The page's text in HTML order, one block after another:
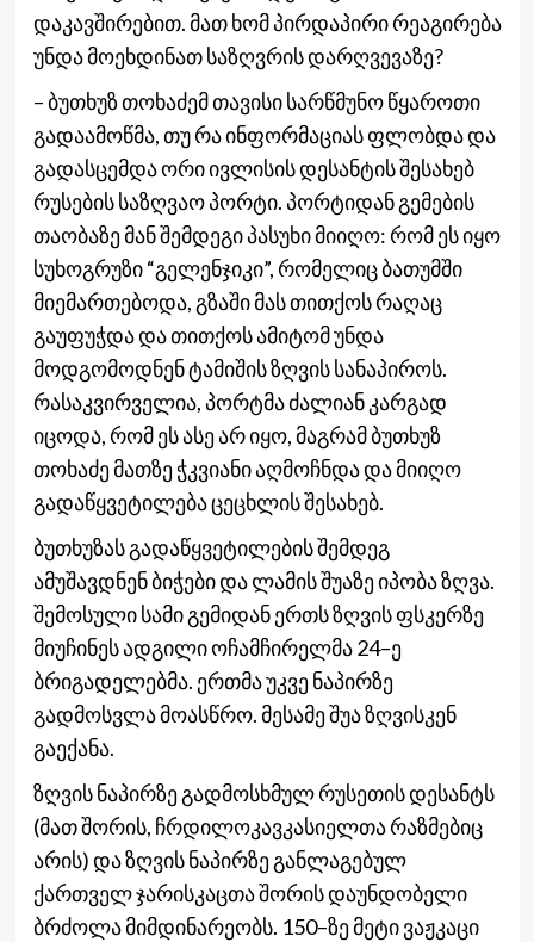
დაკავშირებით. მათ ხომ პირდაპირი რეაგირება
უნდა მოეხდინათ საზღვრის დარღვევაზე?
– ბუთხუზ თოხაძემ თავისი სარწმუნო წყაროთი
გადაამოწმა, თუ რა ინფორმაციას ფლობდა და
გადასცემდა ორი ივლისის დესანტის შესახებ
რუსების საზღვაო პორტი. პორტიდან გემების
თაობაზე მან შემდეგი პასუხი მიიღო: რომ ეს იყო
სუხოგრუზი “გელენჯიკი”, რომელიც ბათუმში
მიემართებოდა, გზაში მას თითქოს რაღაც
გაუფუჭდა და თითქოს ამიტომ უნდა
მოდგომოდნენ ტამიშის ზღვის სანაპიროს.
რასაკვირველია, პორტმა ძალიან კარგად
იცოდა, რომ ეს ასე არ იყო, მაგრამ ბუთხუზ
თოხაძე მათზე ჭკვიანი აღმოჩნდა და მიიღო
გადაწყვეტილება ცეცხლის შესახებ.
ბუთხუზას გადაწყვეტილების შემდეგ
ამუშავდნენ ბიჭები და ლამის შუაზე იპობა ზღვა.
შემოსული სამი გემიდან ერთს ზღვის ფსკერზე
მიუჩინეს ადგილი ოჩამჩირელმა 24–ე
ბრიგადელებმა. ერთმა უკვე ნაპირზე
გადმოსვლა მოასწრო. მესამე შუა ზღვისკენ
გაექანა.
ზღვის ნაპირზე გადმოსხმულ რუსეთის დესანტს
(მათ შორის, ჩრდილოკავკასიელთა რაზმებიც
არის) და ზღვის ნაპირზე განლაგებულ
ქართველ ჯარისკაცთა შორის დაუნდობელი
ბრძოლა მიმდინარეობს. 150–ზე მეტი ვაჟკაცი